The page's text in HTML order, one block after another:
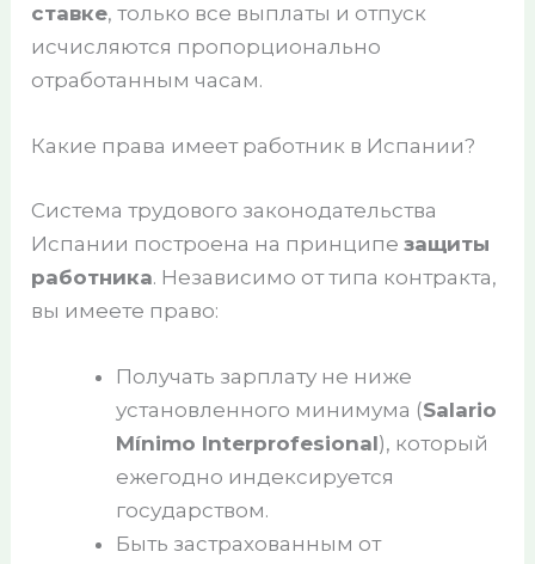
ставке, только все выплаты и отпуск
исчисляются пропорционально
отработанным часам.
Какие права имеет работник в Испании?
Система трудового законодательства
Испании построена на принципезащиты
работника. Независимо от типа контракта,
вы имеете право:
Получать зарплату не ниже
установленного минимума (Salario
Mínimo Interprofesional), который
ежегодно индексируется
государством.
Быть застрахованным от